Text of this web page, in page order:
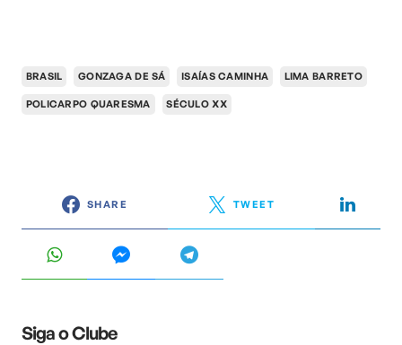
BRASIL GONZAGA DE SÁ ISAÍAS CAMINHA LIMA BARRETO
POLICARPO QUARESMA SÉCULO XX
SHARE TWEET
Siga o Clube